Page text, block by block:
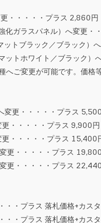
・・・・・プラス 2,860円
強化ガラスパネル）へ変更
ットブラック／ブラック
マットホワイト／ブラック
へご変更が可能です。価格
変更・・・・・プラス
・・・・・プラス 9,900円
・・・・・プラス 15,400
更・・・・・プラス
更・・・・・プラス
・・プラス 落札価格+カス
・・プラス 落札価格+カス